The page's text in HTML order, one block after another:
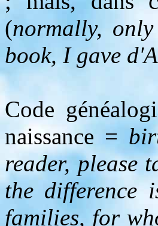
(normally,
book, I gave
Code
naissance =
reader, please
the difference
families, for